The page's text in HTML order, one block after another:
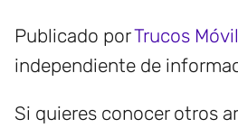
Publicado porTrucos Móvil
independiente de
Si quieres conocer otros